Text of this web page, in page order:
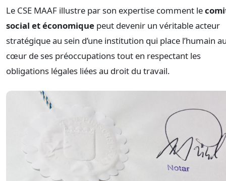
Le CSE MAAF illustre par son expertise comment le
social et économique peut devenir un véritable acteur
stratégique au sein d’une institution qui place l’humain
cœur de ses préoccupations tout en respectant les
obligations légales liées au droit du travail.